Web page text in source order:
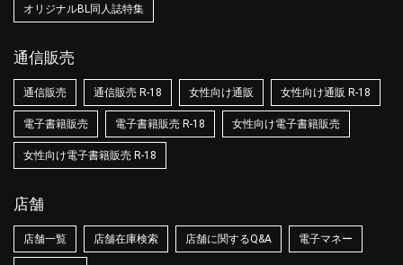
オリジナルBL同人誌特集
通信販売
通信販売 通信販売 R-18 女性向け通販 女性向け通販 R-18
電子書籍販売 電子書籍販売 R-18 女性向け電子書籍販売
女性向け電子書籍販売 R-18
店舗
店舗一覧 店舗在庫検索 店舗に関するQ&A 電子マネー